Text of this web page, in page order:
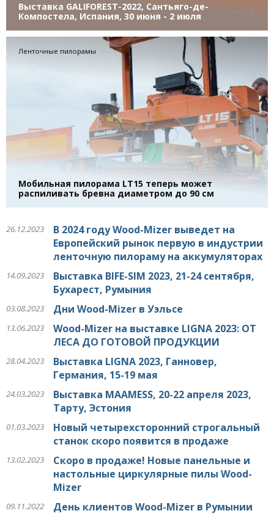
Выставка GALIFOREST-2022, Сантьяго-де-
Компостела, Испания, 30 июня - 2 июля
Ленточные пилорамы
Мобильная пилорама LT15 теперь может
распиливать бревна диаметром до 90 см
26.12.2023
В 2024 году Wood-Mizer выведет на
Европейский рынок первую в индустрии
ленточную пилораму на аккумуляторах
14.09.2023
Выставка BIFE-SIM 2023, 21-24 сентября,
Бухарест, Румыния
03.08.2023 Дни Wood-Mizer в Уэльсе
13.06.2023
Wood-Mizer на выставке LIGNA 2023: ОТ
ЛЕСА ДО ГОТОВОЙ ПРОДУКЦИИ
28.04.2023
Выставка LIGNA 2023, Ганновер,
Германия, 15-19 мая
24.03.2023
Выставка MAAMESS, 20-22 апреля 2023,
Тарту, Эстония
01.03.2023
Новый четырехсторонний строгальный
станок скоро появится в продаже
13.02.2023
Скоро в продаже! Новые панельные и
настольные циркулярные пилы Wood-
Mizer
09.11.2022 День клиентов Wood-Mizer в Румынии